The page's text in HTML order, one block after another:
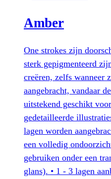
meerdere
Deze
optie
kan
gekozen
worden
op
de
productpagina
Amber
One strokes zijn
sterk gepigmenteerd
creëren, zelfs wanneer
aangebracht, vandaar
uitstekend geschikt
gedetailleerde
lagen worden
een volledig
gebruiken onder een
glans). • 1 - 3 lagen